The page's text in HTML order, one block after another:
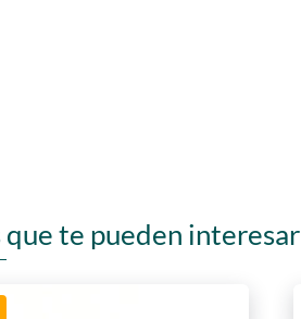
te pueden interesar